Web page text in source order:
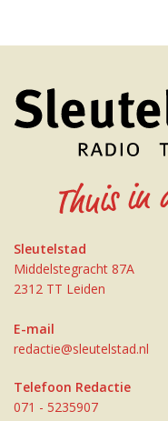
Sleutelstad
Middelstegracht 87A
2312 TT Leiden
E-mail
redactie@sleutelstad.nl
Telefoon Redactie
071 - 5235907